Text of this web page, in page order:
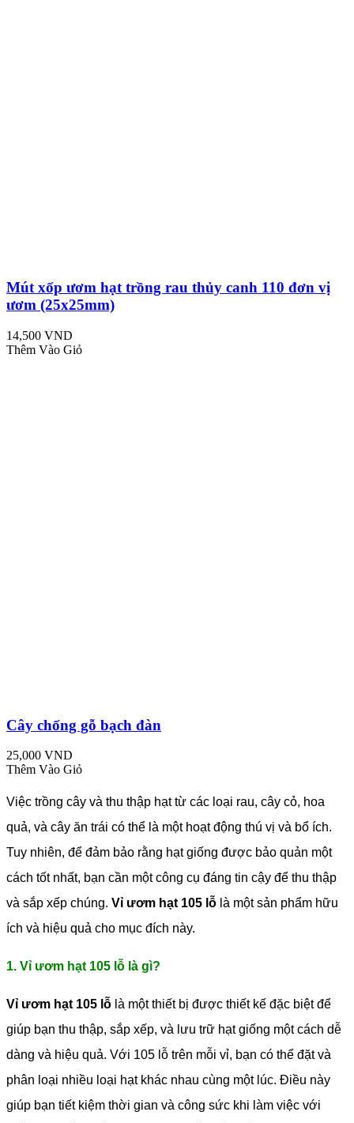
Mút xốp ươm hạt trồng rau thủy canh 110 đơn vị
ươm (25x25mm)
14,500 VND
Thêm Vào Giỏ
Cây chống gỗ bạch đàn
25,000 VND
Thêm Vào Giỏ
Việc trồng cây và thu thập hạt từ các loại rau, cây cỏ, hoa
quả, và cây ăn trái có thể là một hoạt động thú vị và bổ ích.
Tuy nhiên, để đảm bảo rằng hạt giống được bảo quản một
cách tốt nhất, bạn cần một công cụ đáng tin cậy để thu thập
và sắp xếp chúng. Vỉ ươm hạt 105 lỗ là một sản phẩm hữu
ích và hiệu quả cho mục đích này.
1. Vỉ ươm hạt 105 lỗ là gì?
Vỉ ươm hạt 105 lỗ là một thiết bị được thiết kế đặc biệt để
giúp bạn thu thập, sắp xếp, và lưu trữ hạt giống một cách dễ
dàng và hiệu quả. Với 105 lỗ trên mỗi vỉ, bạn có thể đặt và
phân loại nhiều loại hạt khác nhau cùng một lúc. Điều này
giúp bạn tiết kiệm thời gian và công sức khi làm việc với